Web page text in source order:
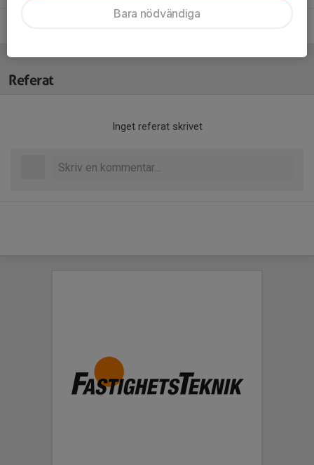
Referat
Inget referat skrivet
Bara nödvändiga